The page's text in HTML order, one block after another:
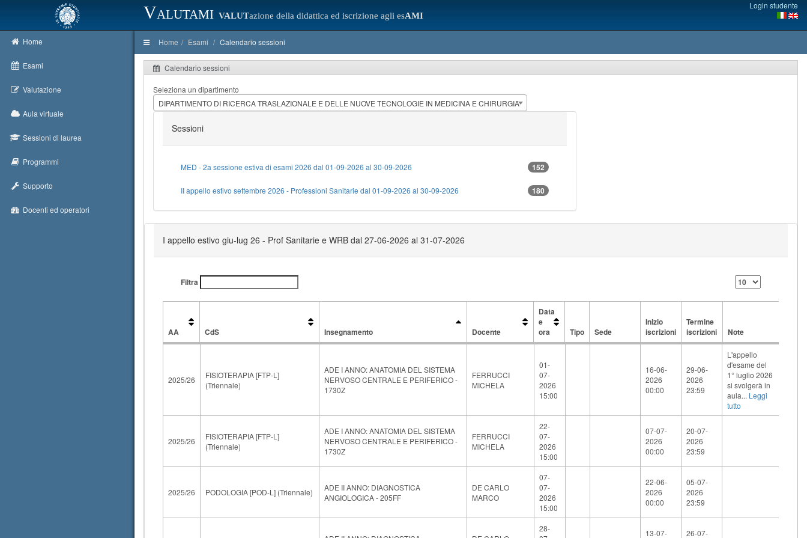
Valutami VALUTazione della didattica ed iscrizione agli esAMI
Login studente
Home
Esami
Valutazione
Aula virtuale
Sessioni di laurea
Programmi
Supporto
Docenti ed operatori
Home Esami Calendario sessioni
Calendario sessioni
Seleziona un dipartimento
DIPARTIMENTO DI RICERCA TRASLAZIONALE E DELLE NUOVE TECNOLOGIE IN MEDICINA E CHIRURGIA
Sessioni
MED - 2a sessione estiva di esami 2026 dal 01-09-2026 al 30-09-2026 152
II appello estivo settembre 2026 - Professioni Sanitarie dal 01-09-2026 al 30-09-2026 180
I appello estivo giu-lug 26 - Prof Sanitarie e WRB dal 27-06-2026 al 31-07-2026
Filtra
AA CdS Insegnamento Docente
Data
e
ora
Tipo Sede
Inizio
iscrizioni
Termine
iscrizioni
Note
ora
2025/26
FISIOTERAPIA [FTP-L]
(Triennale)
ADE I ANNO: ANATOMIA DEL SISTEMA
NERVOSO CENTRALE E PERIFERICO -
1730Z
FERRUCCI
MICHELA
01-
07-
2026
15:00
16-06-
2026
00:00
29-06-
2026
23:59
L'appello
d'esame del
1° luglio 2026
si svolgerà in
aula... Leggi
tutto
2025/26
FISIOTERAPIA [FTP-L]
(Triennale)
ADE I ANNO: ANATOMIA DEL SISTEMA
NERVOSO CENTRALE E PERIFERICO -
1730Z
FERRUCCI
MICHELA
22-
07-
2026
15:00
07-07-
2026
00:00
20-07-
2026
23:59
2025/26 PODOLOGIA [POD-L] (Triennale)
ADE II ANNO: DIAGNOSTICA
ANGIOLOGICA - 205FF
DE CARLO
MARCO
07-
07-
2026
15:00
22-06-
2026
00:00
05-07-
2026
23:59
28-
13-07-
26-07-